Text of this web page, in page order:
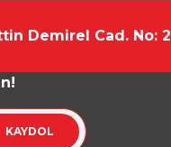
Demirel Cad. No:
KAYDOL